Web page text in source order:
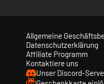
Allgemeine
Datenschutzerklärung
Affiliate Programm
Kontaktiere uns
Unser Discord-